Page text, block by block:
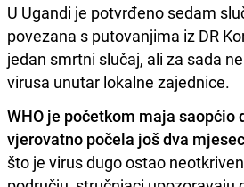
U Ugandi je potvrđeno sedam
povezana s putovanjima iz DR
jedan smrtni slučaj, ali za sada
virusa unutar lokalne zajednice.
WHO je početkom maja saopćio
vjerovatno počela još dva
što je virus dugo ostao